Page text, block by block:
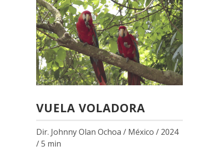
VUELA VOLADORA
Dir. Johnny Olan Ochoa / México / 2024
/ 5 min